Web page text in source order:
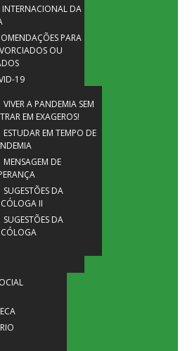
INTERNACIONAL DA
PARA
OU
19
VIVER A PANDEMIA SEM
EM EXAGEROS!
ESTUDAR EM TEMPO DE
MENSAGEM DE
SUGESTÕES DA
II
SUGESTÕES DA